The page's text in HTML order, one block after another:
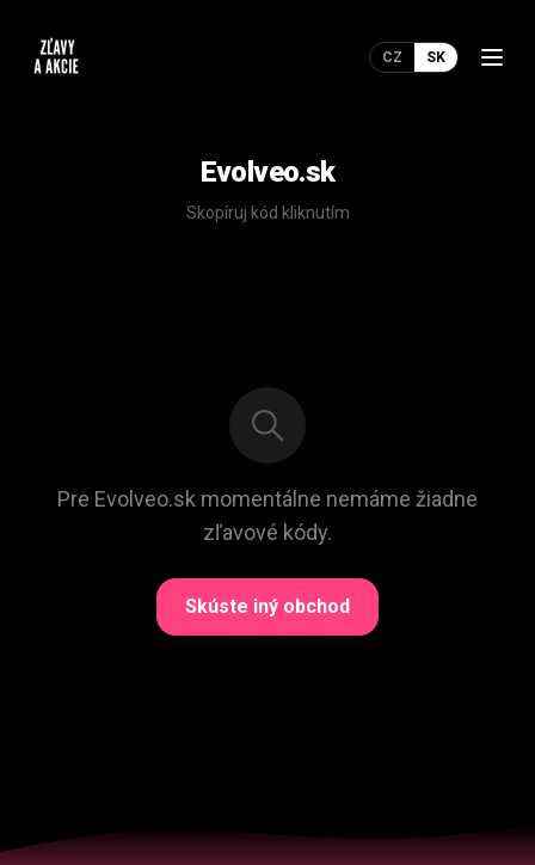
CZ SK
Evolveo.sk
Skopíruj kód kliknutím
Pre Evolveo.sk momentálne nemáme žiadne
zľavové kódy.
Skúste iný obchod